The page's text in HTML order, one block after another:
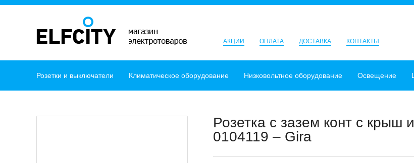
АКЦИИ ОПЛАТА ДОСТАВКА КОНТАКТЫ
Розетки и выключатели Климатическое оборудование Низковольтное оборудование Освещение
Розетка с зазем конт с крыш
0104119 – Gira